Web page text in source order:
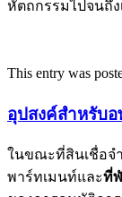
หัตถกรรมไปจนถึ
This entry was
อุปสงค์สำหรับ
ในขณะที่สินเชื่อจ
พาร์ทเมนท์และที่